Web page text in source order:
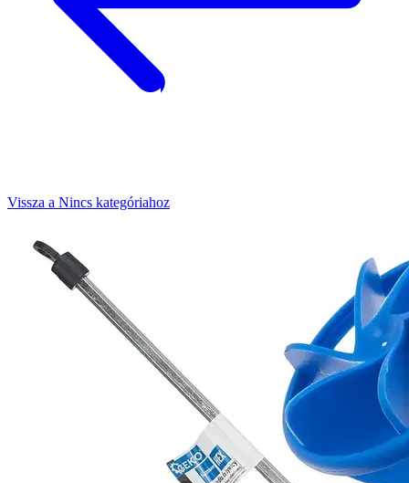
Vissza a Nincs kategóriahoz